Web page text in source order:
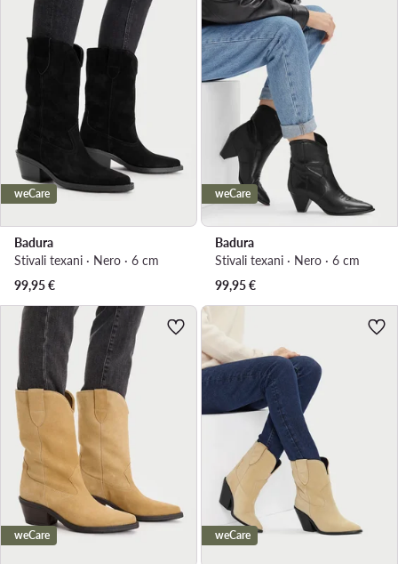
weCare
Badura
Stivali texani · Nero · 6 cm
99,95€
weCare
Badura
Stivali texani · Nero · 6 cm
99,95€
weCare weCare